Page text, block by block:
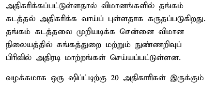
அதிகரிக்கப்பட்டுள்ளதால் விமானங்களில் தங்கம்
கடத்தல் அதிகரிக்க வாய்ப் புள்ளதாக கருதப்படுகிறது.
தங்கம் கடத்தலை முறியடிக்க சென்னை விமான
நிலையத்தில் சுங்கத்துறை மற்றும் நுண்ணறிவுப்
பிரிவில் அதிரடி மாற்றங்கள் செய்யப்பட்டுள்ளன.
வழக்கமாக ஒரு ஷிப்ட்டிற்கு 20 அதிகாரிகள் இருக்கும்